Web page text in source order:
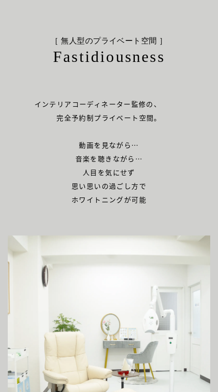
［ 無人型のプライベート空間 ］
Fastidiousness
インテリアコーディネーター監修の、
完全予約制プライベート空間。
動画を見ながら…
音楽を聴きながら…
人目を気にせず
思い思いの過ごし方で
ホワイトニングが可能